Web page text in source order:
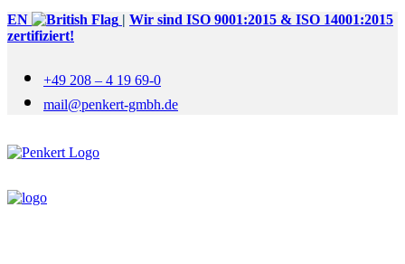
EN | Wir sind ISO 9001:2015 & ISO 14001:2015
zertifiziert!
+49 208 – 4 19 69-0
mail@penkert-gmbh.de